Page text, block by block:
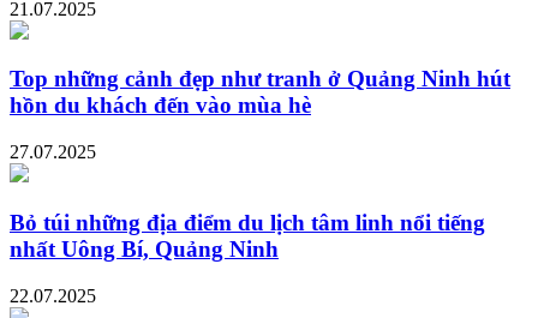
21.07.2025
Top những cảnh đẹp như tranh ở Quảng Ninh hút
hồn du khách đến vào mùa hè
27.07.2025
Bỏ túi những địa điểm du lịch tâm linh nổi tiếng
nhất Uông Bí, Quảng Ninh
22.07.2025